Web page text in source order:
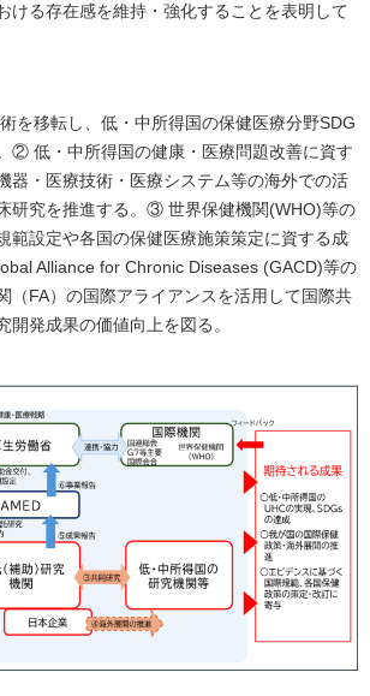
ける存在感を維持・強化することを表明して
を移転し、低・中所得国の保健医療分野SDG
② 低・中所得国の健康・医療問題改善に資す
器・医療技術・医療システム等の海外での活
研究を推進する。③ 世界保健機関(WHO)等の
範設定や各国の保健医療施策策定に資する成
Alliance for Chronic Diseases (GACD)等の
（FA）の国際アライアンスを活用して国際共
開発成果の価値向上を図る。